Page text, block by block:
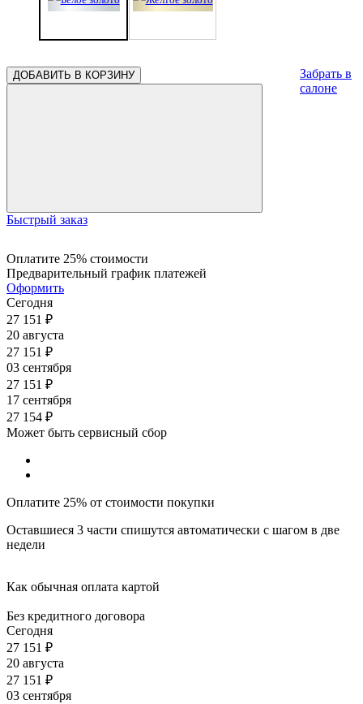
1.02
ДОБАВИТЬ В КОРЗИНУ
Быстрый заказ
Забрать в
салоне
Оплатите 25% стоимости
Предварительный график платежей
Оформить
Сегодня
27 151 ₽
20 августа
27 151 ₽
03 сентября
27 151 ₽
17 сентября
27 154 ₽
Может быть сервисный сбор
Оплатите 25% от стоимости покупки
Оставшиеся 3 части спишутся автоматически с шагом в две
недели
Как обычная оплата картой
Без кредитного договора
Сегодня
27 151 ₽
20 августа
27 151 ₽
03 сентября